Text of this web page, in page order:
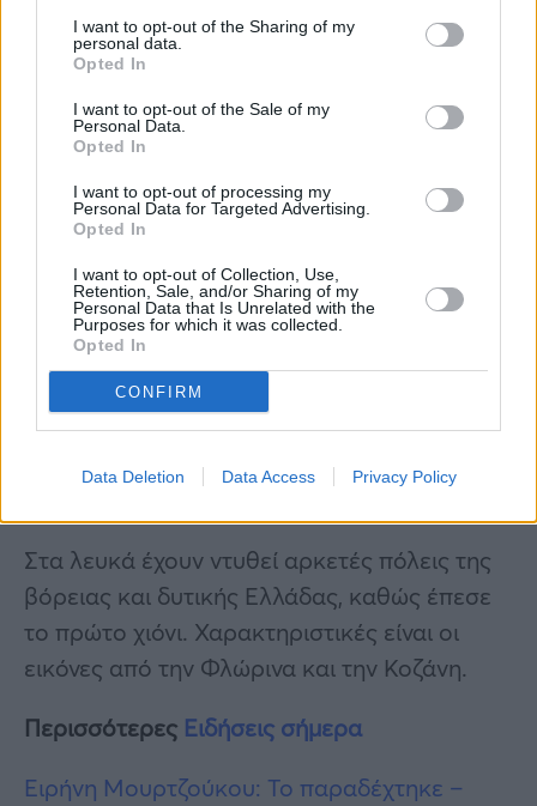
I want to opt-out of the Sharing of my
personal data.
Opted In
I want to opt-out of the Sale of my
Personal Data.
Opted In
I want to opt-out of processing my
Personal Data for Targeted Advertising.
Opted In
I want to opt-out of Collection, Use,
Retention, Sale, and/or Sharing of my
Personal Data that Is Unrelated with the
Purposes for which it was collected.
Opted In
CONFIRM
Data Deletion Data Access Privacy Policy
Στα λευκά έχουν ντυθεί αρκετές πόλεις της
βόρειας και δυτικής Ελλάδας, καθώς έπεσε
το πρώτο χιόνι. Χαρακτηριστικές είναι οι
εικόνες από την Φλώρινα και την Κοζάνη.
Περισσότερες Ειδήσεις σήμερα
Ειρήνη Μουρτζούκου: Το παραδέχτηκε –